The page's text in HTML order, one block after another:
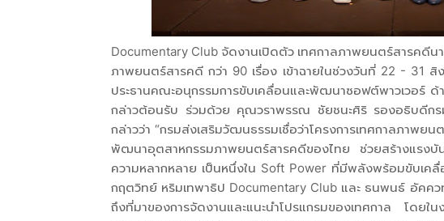
Documentary Club จัดงานเปิดตัว เทศกาลภาพยนตร์สารคดีน
ภาพยนตร์สารคดี กว่า 90 เรื่อง เข้าฉายในช่วงวันที่ 22 - 31
ประธานคณะอนุกรรมการขับเคลื่อนและพัฒนาซอฟต์พาวเวอร์
กล่าวต้อนรับ ร่วมด้วย คุณวราพรรณ ชัยชนะศิริ รองอธิบดีกร
กล่าวว่า “กรมส่งเสริมวัฒนธรรมเชื่อว่าโครงการเทศกาลภาพ
พัฒนาอุตสาหกรรมภาพยนตร์สารคดีของไทย ช่วยสร้างแรง
ความหลากหลาย เป็นหนึ่งใน Soft Power ที่มีพลังพร้อมขับเคลื่
กฤตวิทย์ หริมเทพาธิป Documentary Club และ ธนพนธ์ อัคค
ถึงที่มาของการจัดงานและแนะนำโปรแกรมของเทศกาล โ